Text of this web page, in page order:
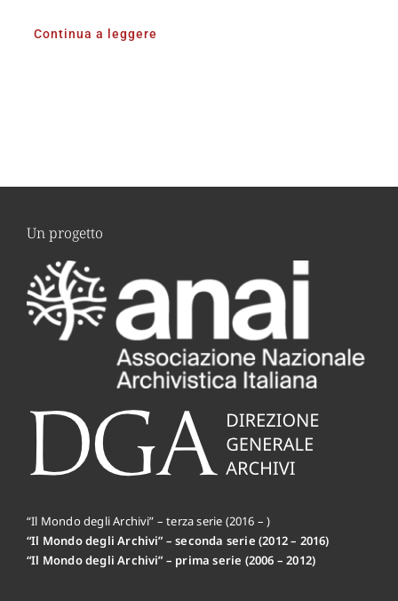
Continua a leggere
Un progetto
“Il Mondo degli Archivi” – terza serie (2016 – )
“Il Mondo degli Archivi” – seconda serie (2012 – 2016)
“Il Mondo degli Archivi” – prima serie (2006 – 2012)